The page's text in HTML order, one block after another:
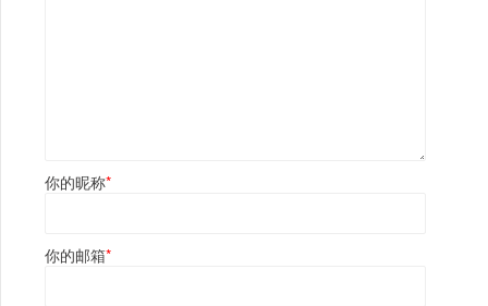
你的昵称*
你的邮箱*